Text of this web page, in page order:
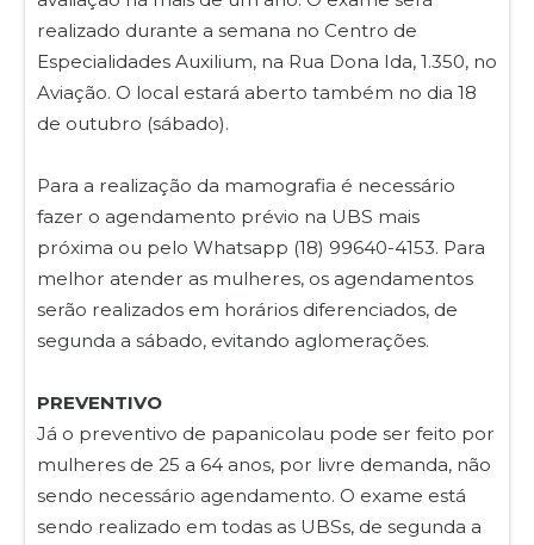
realizado durante a semana no Centro de
Especialidades Auxilium, na Rua Dona Ida, 1.350, no
Aviação. O local estará aberto também no dia 18
de outubro (sábado).
Para a realização da mamografia é necessário
fazer o agendamento prévio na UBS mais
próxima ou pelo Whatsapp (18) 99640-4153. Para
melhor atender as mulheres, os agendamentos
serão realizados em horários diferenciados, de
segunda a sábado, evitando aglomerações.
PREVENTIVO
Já o preventivo de papanicolau pode ser feito por
mulheres de 25 a 64 anos, por livre demanda, não
sendo necessário agendamento. O exame está
sendo realizado em todas as UBSs, de segunda a